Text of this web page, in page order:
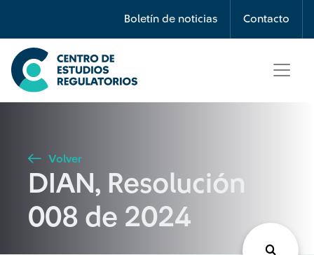
Boletín de noticias Contacto
Búsqueda
Seleccione país
Buscar
Volver
DIAN, Resolución
008 de 2024